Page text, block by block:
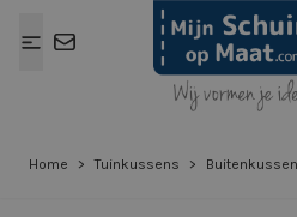
Home > Tuinkussens >